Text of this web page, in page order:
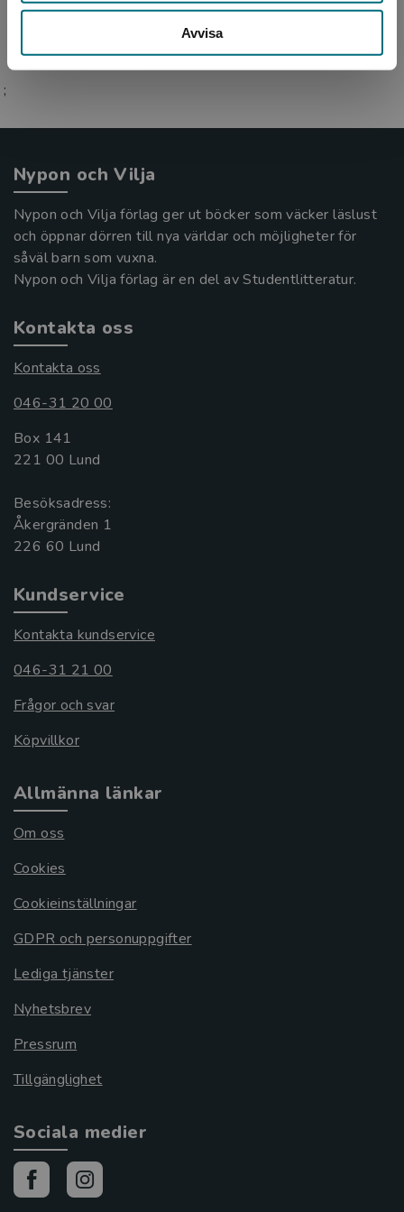
Avvisa
;
Nypon och Vilja
Nypon och Vilja förlag ger ut böcker som väcker läslust
och öppnar dörren till nya världar och möjligheter för
såväl barn som vuxna.
Nypon och Vilja förlag är en del av Studentlitteratur.
Kontakta oss
Kontakta oss
046-31 20 00
Box 141
221 00 Lund
Besöksadress:
Åkergränden 1
Kundservice
Kontakta kundservice
046-31 21 00
Frågor och svar
Köpvillkor
Allmänna länkar
Om oss
Cookies
Cookieinställningar
GDPR och personuppgifter
Lediga tjänster
Nyhetsbrev
Pressrum
Tillgänglighet
Sociala medier